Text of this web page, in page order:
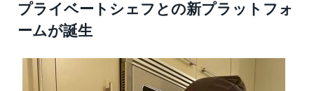
プライベートシェフとの新プラットフォ
ームが誕生